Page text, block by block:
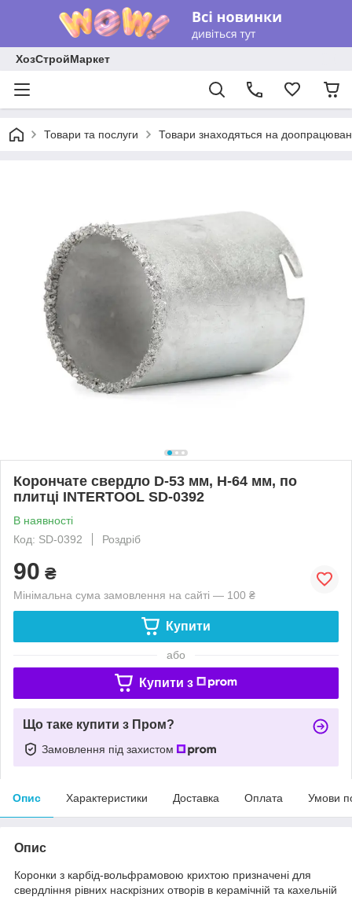
ХозСтройМаркет
Товари та послуги Товари знаходяться на
Корончате свердло D-53 мм, H-64 мм, по
плитці INTERTOOL SD-0392
В наявності
Код: SD-0392
Роздріб
90 ₴
Мінімальна сума замовлення на сайті — 100 ₴
Купити
або
Купити з
Що таке купити з Пром?
Замовлення під захистом
Опис Характеристики Доставка Оплата Умови
Опис
Коронки з карбід-вольфрамовою крихтою призначені для
свердління рівних наскрізних отворів в керамічній та кахельній